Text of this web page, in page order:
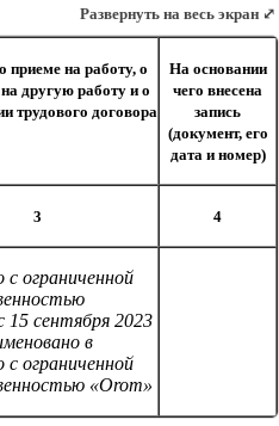
приеме на работу, о
другую работу и о
трудового договора
На основании
чего внесена
запись
(документ, его
дата и номер)
3 4
ограниченной
15 сентября 2023
в
ограниченной
«Orom»
Развернуть на весь экран ⤢